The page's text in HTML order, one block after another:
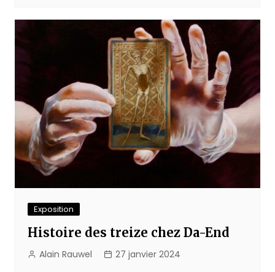
Exposition
Histoire des treize chez Da-End
Alain Rauwel 27 janvier 2024